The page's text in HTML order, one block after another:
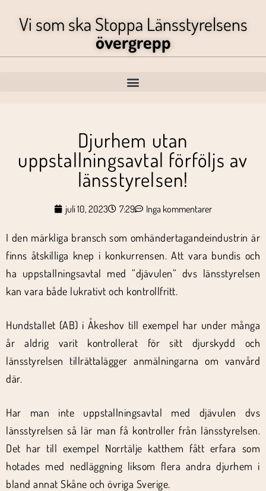
Vi som ska Stoppa Länsstyrelsens
övergrepp
Djurhem utan
uppstallningsavtal förföljs av
länsstyrelsen!
juli 10, 2023 7:29 Inga kommentarer
I den märkliga bransch som omhändertagandeindustrin är
finns åtskilliga knep i konkurrensen. Att vara bundis och
ha uppstallningsavtal med ”djävulen” dvs länsstyrelsen
kan vara både lukrativt och kontrollfritt.
Hundstallet (AB) i Åkeshov till exempel har under många
år aldrig varit kontrollerat för sitt djurskydd och
länsstyrelsen tillrättalägger anmälningarna om vanvård
där.
Har man inte uppstallningsavtal med djävulen dvs
länsstyrelsen så lär man få kontroller från länsstyrelsen.
Det har till exempel Norrtälje katthem fått erfara som
hotades med nedläggning liksom flera andra djurhem i
bland annat Skåne och övriga Sverige.